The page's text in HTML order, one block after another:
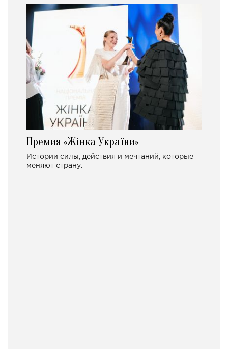
Премия «Жінка України»
Истории силы, действия и мечтаний, которые
меняют страну.